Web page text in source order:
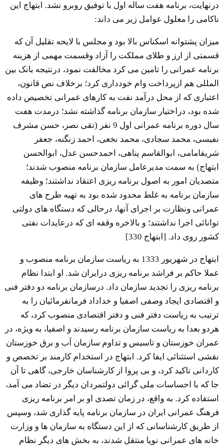
درنهایت، برنامه هفت ساله اول با توفیق روبرو نشد. ابتهاج این
ناکامی را معلول عوامل زیر می داند:
میزان پشتوانه اسکناس بالا بود و مجلس با لایحه تقلیل آن که
قسمتی از ارز و طلای مملکت را آزاد وقسمت مهمی از هزینه
برنامه عمرانی را تامین می کرد مخالفت نمود، درنتیجه بانک بین
المللی هم ازپرداخت وام خودداری کرد؛ برخلاف نص قانون،
اعتباری که از محل درآمد نفت به کارهای عمرانی تخصیص داده
شده بود، دراختیار سازمان برنامه گذاشته نشد؛ درمدت هفت
سال دوره برنامه عمرانی اول 9 نفر (تقی نصر، حسن مشرف
نفیسی، محمد سجادی، محمد نخعی، احمد زنگنه، جعفر
شریفامامی، ابوالقاسم پناهی، احمدحسن عدل، ابوالحسن
ابتهاج) به سمت مدیرعامل سازمان برنامه منصوب شدند؛
متصدیان امور به اصول برنامه ریزی اعتقاد نداشتند؛ وظیفه
سازمان برنامه به غلط محدود شده بود به تهیه طرح های
عمرانی ونظارت بر اجرای آنها، درحالی که دستگاه های دولتی
توانائی اجرا نداشتند؛ و بالاخره وقفه ای که درعایدات نفتی
کشور روی داد. [ابتهاج 330]
ابتهاج در شهریور 1333 به ریاست سازمان برنامه منصوب و
عملا حاکم بر فراشد برنامه ریزی درایران شد. او ابتدا نظام
برنامه ریزی را تجدید سازمان داد. درسازمان برنامه دو دفتر فنی
و اقتصادی ایجاد وصفی اصفیا و خداداد فرمانفرمائیان را به
ترتیب به ریاست دفتر فنی و دفتر اقتصادی منصوب کرد، که
هردو بعدا به ریاست سازمان برنامه رسیدند و اصفیا، به ویژه، در
عمران خوزستان و تاسیس و تداوم سازمان آب و برق خوزستان
نقشی استثنائی ایفا کرد. ابتهاج در استخدام کارمند بر تخصص و
کاردانی تاکید کرد، و بی پروا از کارشناسان خارجی، گاهی تا آن
جا که با احساسات ملی گرائی دولتمردان دیگر در تضاد می آمد،
استفاده کرد. به واقع، در زمان تصدی او بر امر برنامه ریزی
فرهنگ عمرانی ایران در سازمان برنامه پایه گذاری شد، وسپس
از طریق کارشناسانی که از این دستگاه به سازمان ها و وزارت
خانه های عمرانی نوپا منتقل شدند، به بخش های دیگر نظام